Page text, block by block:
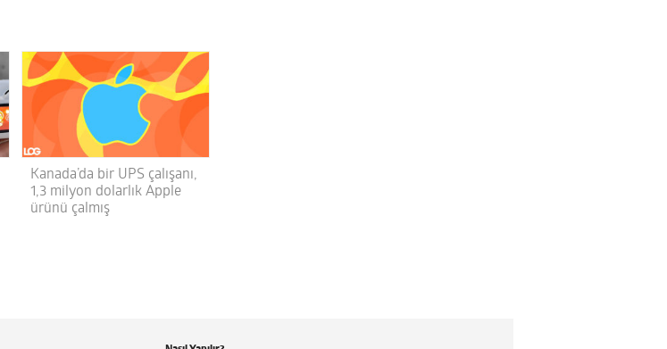
Kanada’da bir UPS çalışanı,
1,3 milyon dolarlık Apple
ürünü çalmış